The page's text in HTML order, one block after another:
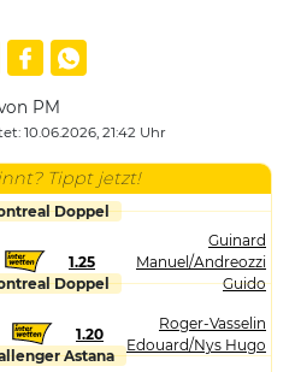
PM
10.06.2026, 21:42 Uhr
Tippt jetzt!
Doppel
1.25
Guinard
Manuel/Andreozzi
Guido
Doppel
1.20
Roger-Vasselin
Edouard/Nys Hugo
Astana